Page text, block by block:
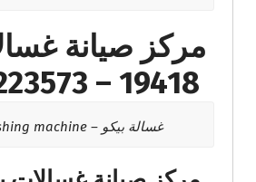
مركز صيانة
19418 – 01000223573
غسالة بيكو – beko washing machine